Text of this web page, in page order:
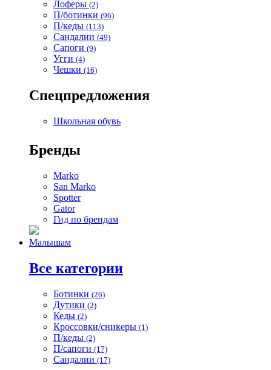
Лоферы (2)
П/ботинки (96)
П/кеды (113)
Сандалии (49)
Сапоги (9)
Угги (4)
Чешки (16)
Спецпредложения
Школьная обувь
Бренды
Marko
San Marko
Spotter
Gator
Гид по брендам
Малышам
Все категории
Ботинки (26)
Дутики (2)
Кеды (2)
Кроссовки/сникеры (1)
П/кеды (2)
П/сапоги (17)
Сандалии (17)